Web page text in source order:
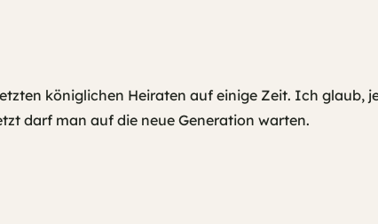
königlichen Heiraten auf einige Zeit. Ich glaub,
darf man auf die neue Generation warten.